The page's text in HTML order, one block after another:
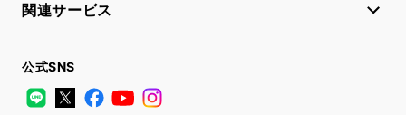
関連サービス
公式SNS
LINE
X FacebookYouTube